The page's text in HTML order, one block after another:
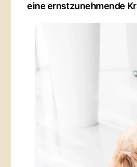
eine ernstzunehmende